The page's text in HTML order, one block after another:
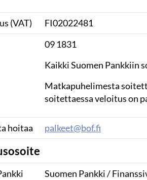
(VAT)
FI02022481
09 1831
Kaikki Suomen Pankkiin
Matkapuhelimesta
soitettaessa veloitus on
hoitaa palkeet@bof.fi
Suomen Pankki /